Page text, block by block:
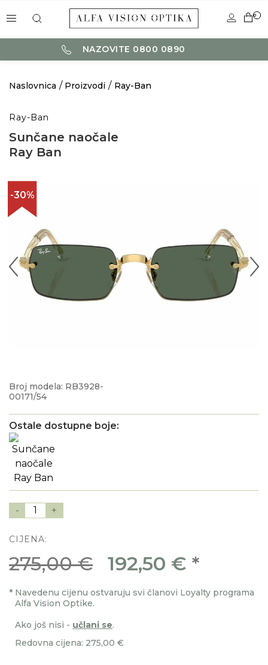
0
NAZOVITE 0800 0890
Naslovnica Proizvodi Ray-Ban
Ray-Ban
Sunčane naočale
Ray Ban
-30%
Broj modela: RB3928-
00171/54
Ostale dostupne boje:
- 1 +
CIJENA:
275,00 € 192,50 € *
* Navedenu cijenu ostvaruju svi članovi Loyalty programa
Alfa Vision Optike.
Ako još nisi - učlani se.
Redovna cijena: 275,00 €